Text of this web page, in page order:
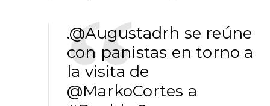
.@Augustadrh se reúne
con panistas en torno a
la visita de
@MarkoCortes a